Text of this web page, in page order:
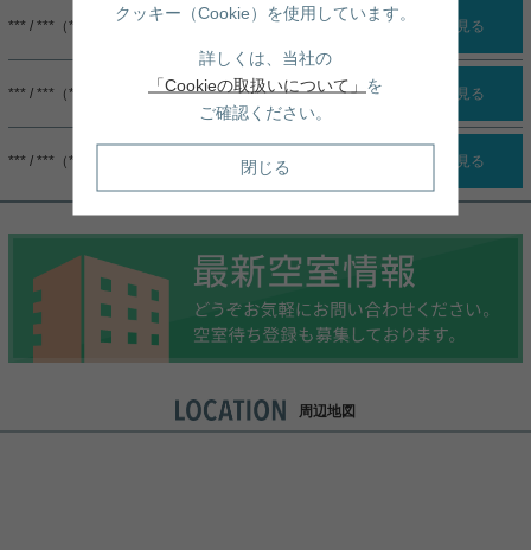
*** / ***（***） 詳細を見る
*** / ***（***） 詳細を見る
*** / ***（***） 詳細を見る
周辺地図
クッキー（Cookie）を使用しています。
詳しくは、当社の
「Cookieの取扱いについて」 を
ご確認ください。
閉じる